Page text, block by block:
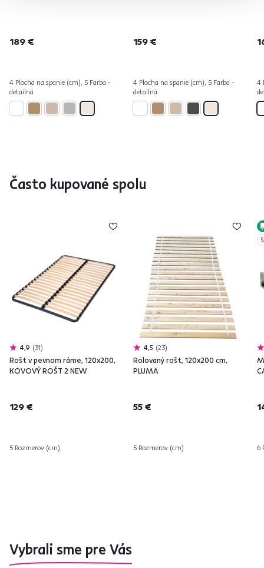
189 €
4 Plocha na spanie (cm), 5 Farba -
detailná
159 €
4 Plocha na spanie (cm), 5 Farba -
detailná
4
Často kupované spolu
4,9 31
Rošt v pevnom ráme, 120x200,
KOVOVÝ ROŠT 2 NEW
129 €
5 Rozmerov (cm)
4,5 23
Rolovaný rošt, 120x200 cm,
PLUMA
55 €
5 Rozmerov (cm) 6
Vybrali sme pre Vás